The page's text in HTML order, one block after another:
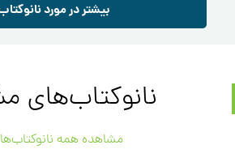
بیشتر در مورد
نانوکتاب‌های
مشاهده همه نانوکتاب‌ها